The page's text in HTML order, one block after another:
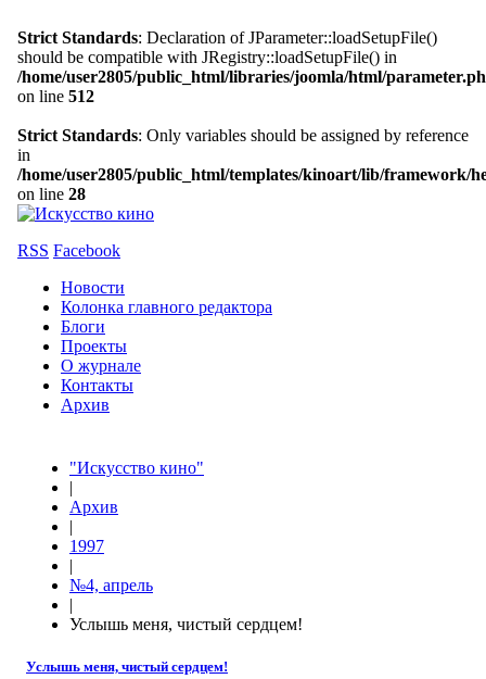
Strict Standards: Declaration of JParameter::loadSetupFile()
should be compatible with JRegistry::loadSetupFile() in
/home/user2805/public_html/libraries/joomla/html/
on line 512
Strict Standards: Only variables should be assigned by reference
in
/home/user2805/public_html/templates/kinoart/lib/framework/
on line 28
RSS Facebook
Новости
Колонка главного редактора
Блоги
Проекты
О журнале
Контакты
Архив
"Искусство кино"
|
Архив
|
1997
|
№4, апрель
|
Услышь меня, чистый сердцем!
Услышь меня, чистый сердцем!